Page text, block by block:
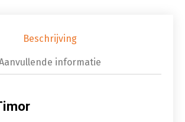
Beschrijving
informatie